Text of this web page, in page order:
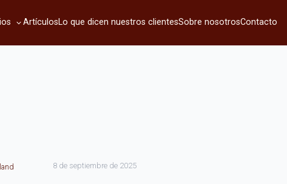
ArtículosLo que dicen nuestros clientesSobre nosotrosContacto
8 de septiembre de 2025